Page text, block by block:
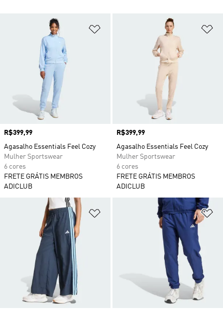
Adicionar à Lista de Desejos
Preço
R$399,99
Agasalho Essentials Feel Cozy
Mulher Sportswear
6 cores
FRETE GRÁTIS MEMBROS
ADICLUB
Preço
R$399,99
Agasalho Essentials Feel Cozy
Mulher Sportswear
6 cores
FRETE GRÁTIS MEMBROS
ADICLUB
Adicionar à Lista de Desejos